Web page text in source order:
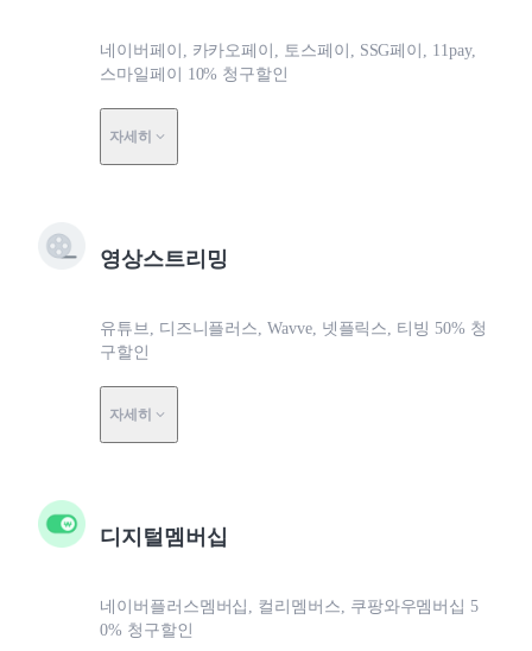
네이버페이, 카카오페이, 토스페이, SSG페이, 11pay,
스마일페이 10% 청구할인
자세히
영상스트리밍
유튜브, 디즈니플러스, Wavve, 넷플릭스, 티빙 50% 청
구할인
자세히
디지털멤버십
네이버플러스멤버십, 컬리멤버스, 쿠팡와우멤버십 5
0% 청구할인